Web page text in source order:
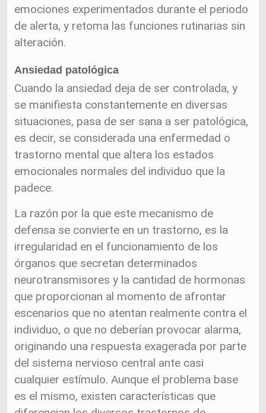
emociones experimentados durante el periodo
de alerta, y retoma las funciones rutinarias sin
alteración.
Ansiedad patológica
Cuando la ansiedad deja de ser controlada, y
se manifiesta constantemente en diversas
situaciones, pasa de ser sana a ser patológica,
es decir, se considerada una enfermedad o
trastorno mental que altera los estados
emocionales normales del individuo que la
padece.
La razón por la que este mecanismo de
defensa se convierte en un trastorno, es la
irregularidad en el funcionamiento de los
órganos que secretan determinados
neurotransmisores y la cantidad de hormonas
que proporcionan al momento de afrontar
escenarios que no atentan realmente contra el
individuo, o que no deberían provocar alarma,
originando una respuesta exagerada por parte
del sistema nervioso central ante casi
cualquier estímulo. Aunque el problema base
es el mismo, existen características que